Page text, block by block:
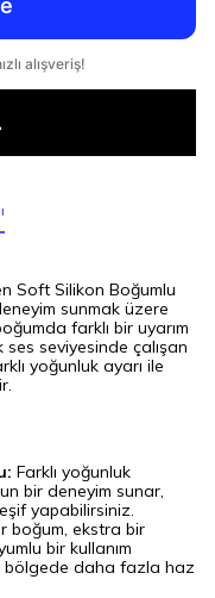
Soft Silikon Boğumlu
sunmak üzere
farklı bir uyarım
seviyesinde çalışan
yoğunluk ayarı ile
Farklı yoğunluk
bir deneyim sunar,
yapabilirsiniz.
boğum, ekstra bir
bir kullanım
bölgede daha fazla haz